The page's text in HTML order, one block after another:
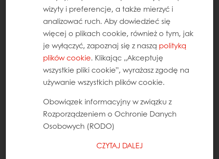
wizyty i preferencje, a także mierzyć i
analizować ruch. Aby dowiedzieć się
więcej o plikach cookie, również o tym, jak
je wyłączyć, zapoznaj się z naszą polityką
plików cookie. Klikając „Akceptuję
wszystkie pliki cookie”, wyrażasz zgodę na
używanie wszystkich plików cookie.
Obowiązek informacyjny w związku z
Rozporządzeniem o Ochronie Danych
Osobowych (RODO)
CZYTAJ DALEJ